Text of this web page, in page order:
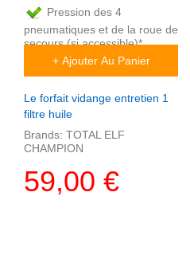
Pression des 4
pneumatiques et de la roue de
secours (si accessible)*
+ Ajouter Au Panier
Le forfait vidange entretien 1
filtre huile
Brands: TOTAL ELF
CHAMPION
59,00 €